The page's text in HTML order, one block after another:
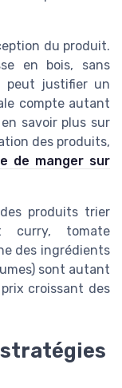
du produit.
en bois, sans
peut justifier un
compte autant
savoir plus sur
des produits,
de manger sur
produits trier
curry, tomate
des ingrédients
sont autant
croissant des